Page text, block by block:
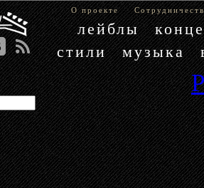
О проекте
лейблы
стили
музыка